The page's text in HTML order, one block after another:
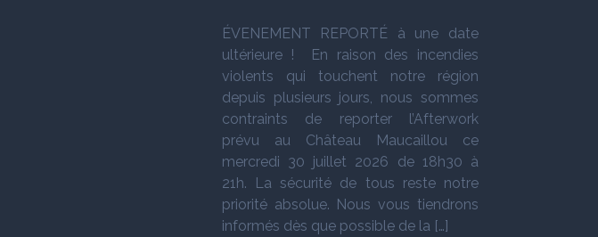
ÉVENEMENT REPORTÉ à une date
ultérieure ! En raison des incendies
violents qui touchent notre région
depuis plusieurs jours, nous sommes
contraints de reporter l’Afterwork
prévu au Château Maucaillou ce
mercredi 30 juillet 2026 de 18h30 à
21h. La sécurité de tous reste notre
priorité absolue. Nous vous tiendrons
informés dès que possible de la […]